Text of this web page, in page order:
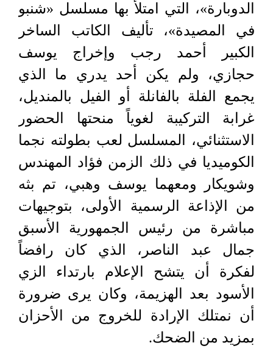
الدوبارة»، التي امتلأ بها مسلسل «شنبو
في المصيدة»، تأليف الكاتب الساخر
الكبير أحمد رجب وإخراج يوسف
حجازي، ولم يكن أحد يدري ما الذي
يجمع الفلة بالفانلة أو الفيل بالمنديل،
غرابة التركيبة لغوياً منحتها الحضور
الاستثنائي، المسلسل لعب بطولته نجما
الكوميديا في ذلك الزمن فؤاد المهندس
وشويكار ومعهما يوسف وهبي، تم بثه
من الإذاعة الرسمية الأولى، بتوجيهات
مباشرة من رئيس الجمهورية الأسبق
جمال عبد الناصر، الذي كان رافضاً
لفكرة أن يتشح الإعلام بارتداء الزي
الأسود بعد الهزيمة، وكان يرى ضرورة
أن نمتلك الإرادة للخروج من الأحزان
بمزيد من الضحك.